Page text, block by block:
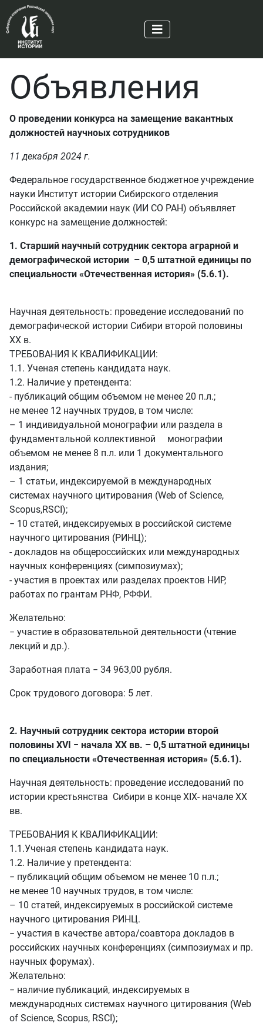
Объявления
О проведении конкурса на замещение вакантных
должностей научноых сотрудников
11 декабря 2024 г.
Федеральное государственное бюджетное учреждение
науки Институт истории Сибирского отделения
Российской академии наук (ИИ СО РАН) объявляет
конкурс на замещение должностей:
1. Старший научный сотрудник сектора аграрной и
демографической истории – 0,5 штатной единицы по
специальности «Отечественная история» (5.6.1).
Научная деятельность: проведение исследований по
демографической истории Сибири второй половины
XX в.
ТРЕБОВАНИЯ К КВАЛИФИКАЦИИ:
1.1. Ученая степень кандидата наук.
1.2. Наличие у претендента:
- публикаций общим объемом не менее 20 п.л.;
не менее 12 научных трудов, в том числе:
– 1 индивидуальной монографии или раздела в
фундаментальной коллективной монографии
объемом не менее 8 п.л. или 1 документального
издания;
– 1 статьи, индексируемой в международных
системах научного цитирования (Web of Science,
Scopus,RSCI);
− 10 статей, индексируемых в российской системе
научного цитирования (РИНЦ);
- докладов на общероссийских или международных
научных конференциях (симпозиумах);
- участия в проектах или разделах проектов НИР,
работах по грантам РНФ, РФФИ.
Желательно:
− участие в образовательной деятельности (чтение
лекций и др.).
Заработная плата − 34 963,00 рубля.
Срок трудового договора: 5 лет.
2. Научный сотрудник сектора истории второй
половины XVI − начала XX вв. – 0,5 штатной единицы
по специальности «Отечественная история» (5.6.1).
Научная деятельность: проведение исследований по
истории крестьянства Сибири в конце XIX- начале XX
вв.
ТРЕБОВАНИЯ К КВАЛИФИКАЦИИ:
1.1.Ученая степень кандидата наук.
1.2. Наличие у претендента:
− публикаций общим объемом не менее 10 п.л.;
не менее 10 научных трудов, в том числе:
– 10 статей, индексируемых в российской системе
научного цитирования РИНЦ.
− участия в качестве автора/соавтора докладов в
российских научных конференциях (симпозиумах и пр.
научных форумах).
Желательно:
− наличие публикаций, индексируемых в
международных системах научного цитирования (Web
of Science, Scopus, RSCI);